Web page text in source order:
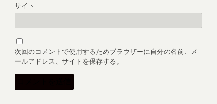
サイト
次回のコメントで使用するためブラウザーに自分の名前、メ
ールアドレス、サイトを保存する。